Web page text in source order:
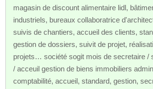
magasin de discount alimentaire lidl,
industriels, bureaux collaboratrice
suivis de chantiers, accueil des clients,
gestion de dossiers, suivit de projet,
projets… société sogit mois de secretaire /
/ acceuil gestion de biens immobiliers
comptabilité, accueil, standard, gestion,